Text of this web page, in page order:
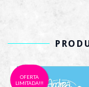
OFERTA
LIMITADA!!!